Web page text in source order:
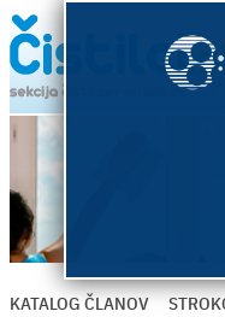
KATALOG ČLANOV